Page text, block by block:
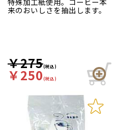
来のおいしさを抽出します。
￥275(税込)
￥250(税込)